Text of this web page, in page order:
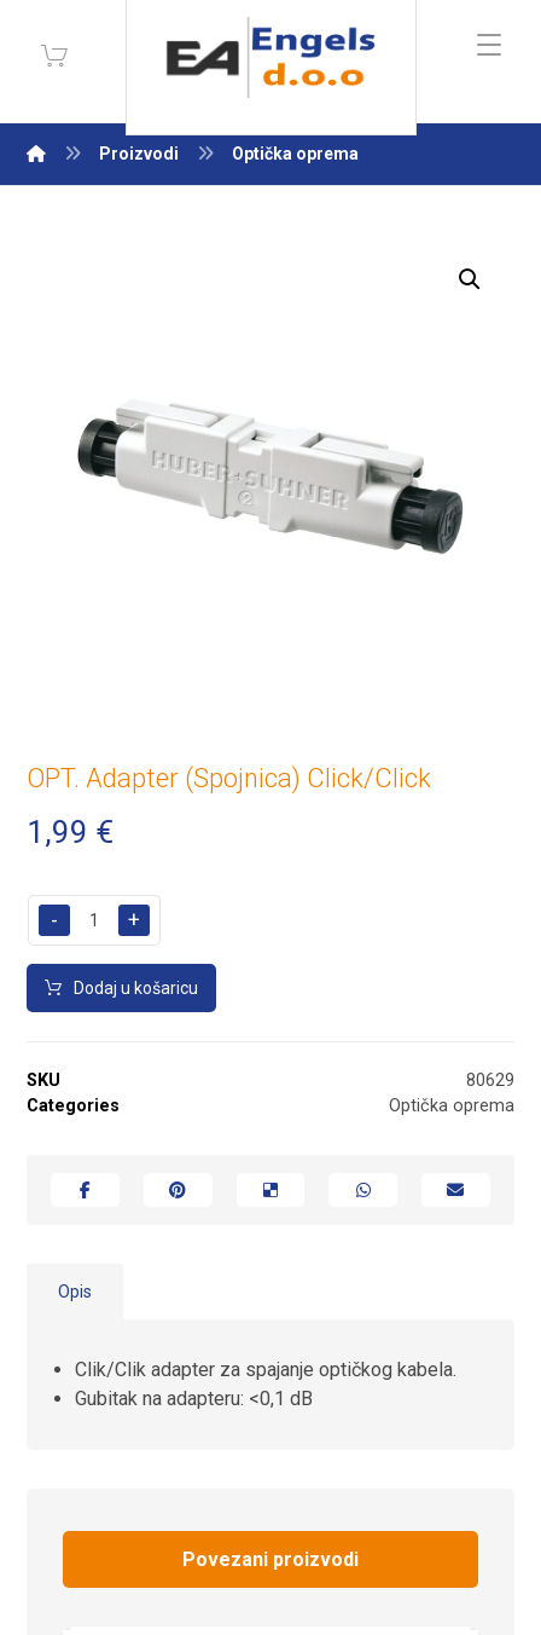
Proizvodi Optička oprema
OPT. Adapter (Spojnica) Click/Click
1,99 €
- +
Dodaj u košaricu
SKU
80629
Categories
Optička oprema
Opis
Clik/Clik adapter za spajanje optičkog kabela.
Gubitak na adapteru: <0,1 dB
Povezani proizvodi